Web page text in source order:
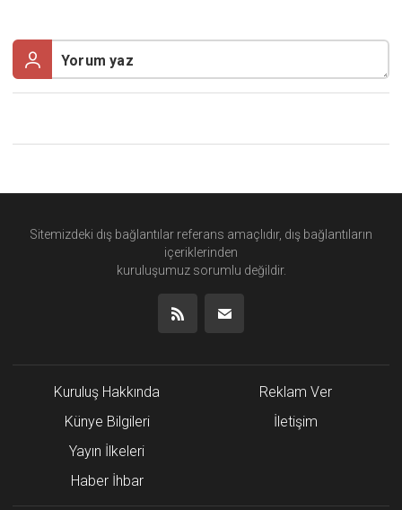
Sitemizdeki dış bağlantılar referans amaçlıdır, dış bağlantıların
içeriklerinden
kuruluşumuz sorumlu değildir.
Kuruluş Hakkında
Künye Bilgileri
Yayın İlkeleri
Haber İhbar
Reklam Ver
İletişim